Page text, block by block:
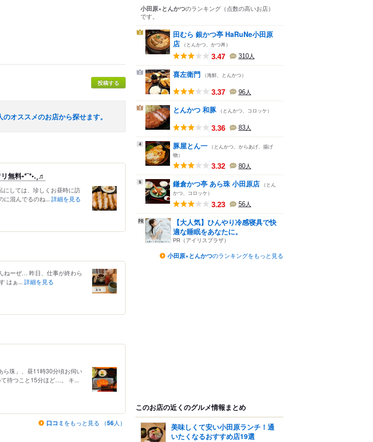
投稿する
オススメのお店から探せます。
無料•*¨*•.¸♬︎
しては、珍しくお昼時に訪
に混んでるのね... 詳細を見る
ねーぜ… 昨日、仕事が終わら
はぁ... 詳細を見る
ら珠」、昼11時30分頃お伺い
待つこと15分ほど…。 キ...
口コミ をもっと見る （56人）
小田原×とんかつのランキング （点数の高いお店）
です。
1
田むら 銀かつ亭 HaRuNe小田原
店 （とんかつ、かつ丼）
3.47 310人
2 喜左衛門 （海鮮、とんかつ）
3.37 96人
3 とんかつ 和豚 （とんかつ、コロッケ）
3.36 83人
4 豚屋とん一 （とんかつ、からあげ、揚げ
物）
3.32 80人
5 鎌倉かつ亭 あら珠 小田原店 （とん
かつ、コロッケ）
3.23 56人
【大人気】ひんやり冷感寝具で快
適な睡眠をあなたに。
PR（アイリスプラザ）
小田原×とんかつのランキングをもっと見る
このお店の近くのグルメ情報まとめ
美味しくて安い小田原ランチ！通
いたくなるおすすめ店19選